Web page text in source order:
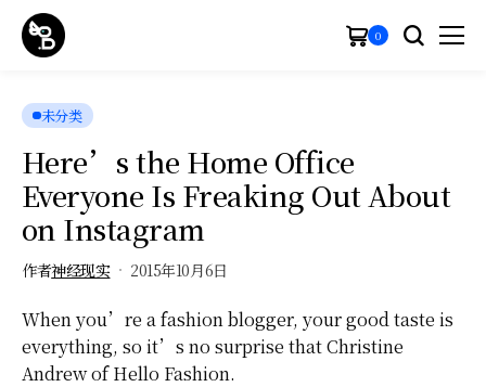
0
未分类
Here’s the Home Office
Everyone Is Freaking Out About
on Instagram
作者神经现实 2015年10月6日
When you’re a fashion blogger, your good taste is
everything, so it’s no surprise that Christine
Andrew of Hello Fashion.